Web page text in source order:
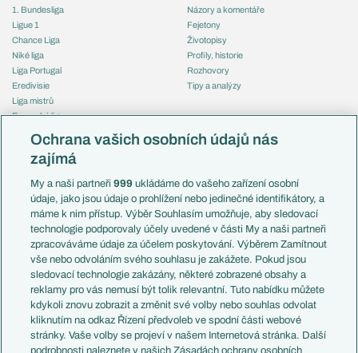
1. Bundesliga
Ligue 1
Chance Liga
Niké liga
Liga Portugal
Eredivisie
Liga mistrů
Evropská liga
Mistrovství světa
Liga národů
Témata
Představení týmů MS
EuroSkauting
PL v kostce
Evropské koeficienty
Přestupy
Přestupové spekulace
Zranění
Kluby
Arsenal FC
Názory a komentáře
Fejetony
Životopisy
Profily, historie
Rozhovory
Tipy a analýzy
Česko
Francie
Itálie
Německo
Španělsko
Argentina
Brazílie
Přestupy
Zápasy
Livescore
Tipovací soutěž
Ochrana vašich osobních údajů nás
zajímá
My a naši partneři999 ukládáme do vašeho zařízení osobní
údaje, jako jsou údaje o prohlížení nebo jedinečné identifikátory, a
máme k nim přístup. Výběr Souhlasím umožňuje, aby sledovací
technologie podporovaly účely uvedené v části My a naši partneři
zpracováváme údaje za účelem poskytování. Výběrem Zamítnout
vše nebo odvoláním svého souhlasu je zakážete. Pokud jsou
sledovací technologie zakázány, některé zobrazené obsahy a
reklamy pro vás nemusí být tolik relevantní. Tuto nabídku můžete
kdykoli znovu zobrazit a změnit své volby nebo souhlas odvolat
kliknutím na odkaz Řízení předvoleb ve spodní části webové
stránky. Vaše volby se projeví v našem Internetová stránka. Další
podrobnosti naleznete v našich Zásadách ochrany osobních